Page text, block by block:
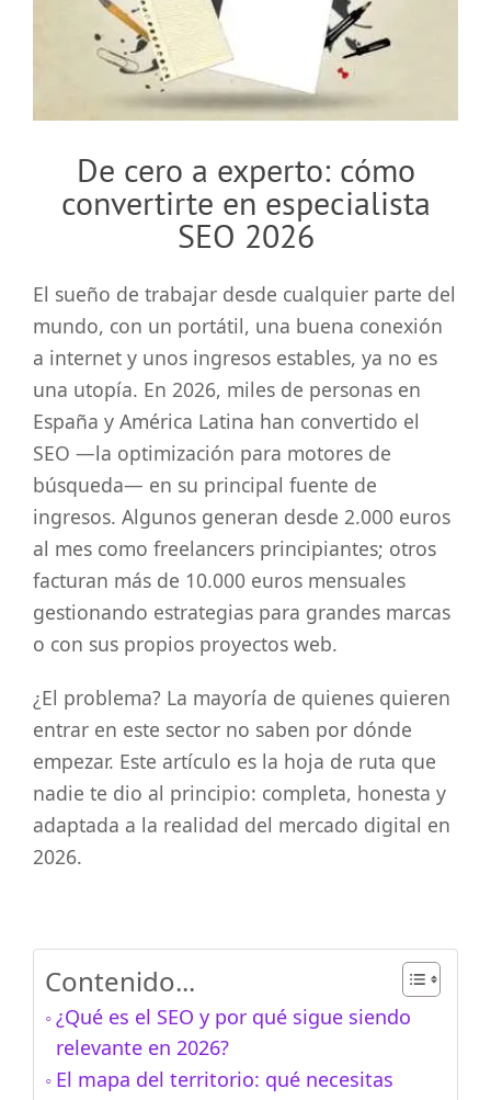
grande
De cero a experto: cómo
convertirte en especialista
SEO 2026
El sueño de trabajar desde cualquier parte del
mundo, con un portátil, una buena conexión
a internet y unos ingresos estables, ya no es
una utopía. En 2026, miles de personas en
España y América Latina han convertido el
SEO —la optimización para motores de
búsqueda— en su principal fuente de
ingresos. Algunos generan desde 2.000 euros
al mes como freelancers principiantes; otros
facturan más de 10.000 euros mensuales
gestionando estrategias para grandes marcas
o con sus propios proyectos web.
¿El problema? La mayoría de quienes quieren
entrar en este sector no saben por dónde
empezar. Este artículo es la hoja de ruta que
nadie te dio al principio: completa, honesta y
adaptada a la realidad del mercado digital en
2026.
Contenido...
¿Qué es el SEO y por qué sigue siendo
relevante en 2026?
El mapa del territorio: qué necesitas